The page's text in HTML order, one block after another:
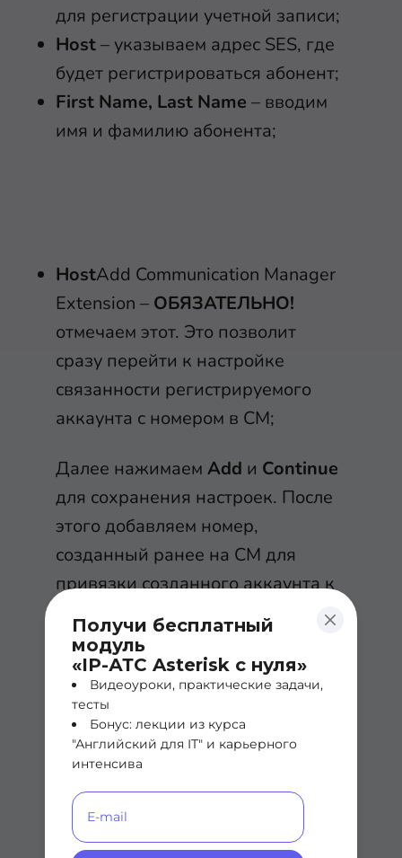
Получи бесплатный
модуль
«IP-АТС Asterisk с нуля»
Видеоуроки, практические задачи,
тесты
Бонус: лекции из курса
"Английский для IT" и карьерного
интенсива
для регистрации учетной записи;
Host– указываем адрес SES, где
будет регистрироваться абонент;
First Name, Last Name – вводим
имя и фамилию абонента;
HostAdd Communication Manager
Extension – ОБЯЗАТЕЛЬНО!
отмечаем этот. Это позволит
сразу перейти к настройке
связанности регистрируемого
аккаунта с номером в СМ;
Далее нажимаем Add и Continue
для сохранения настроек. После
этого добавляем номер,
созданный ранее на СМ для
привязки созданного аккаунта к
Далее нажимаем Add и Continue